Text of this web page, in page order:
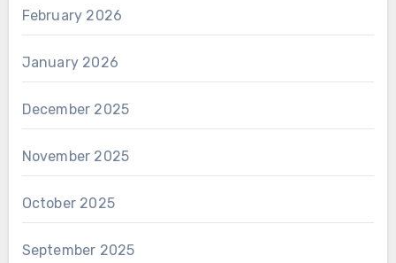
February 2026
January 2026
December 2025
November 2025
October 2025
September 2025